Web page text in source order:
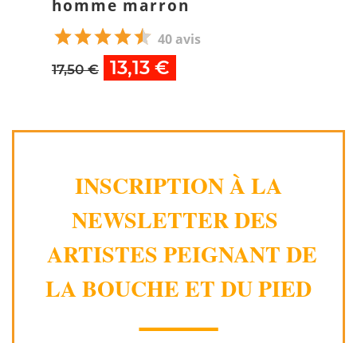
homme marron
40 avis
17,50 € 13,13 €
INSCRIPTION À LA
NEWSLETTER DES
ARTISTES PEIGNANT DE
LA BOUCHE ET DU PIED
⸻